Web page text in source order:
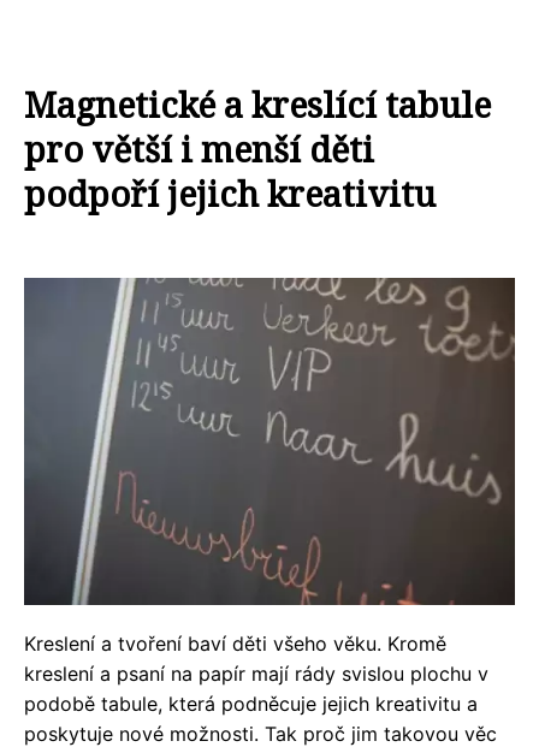
Magnetické a kreslící tabule
pro větší i menší děti
podpoří jejich kreativitu
Kreslení a tvoření baví děti všeho věku. Kromě
kreslení a psaní na papír mají rády svislou plochu v
podobě tabule, která podněcuje jejich kreativitu a
poskytuje nové možnosti. Tak proč jim takovou věc